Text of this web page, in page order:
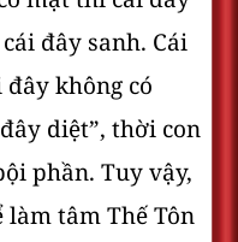
đây sanh. Cái
không có
diệt”, thời con
phần. Tuy vậy,
làm tâm Thế Tôn